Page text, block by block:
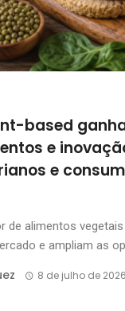
based
e
e
de alimentos
e ampliam as
8 de julho de 2026